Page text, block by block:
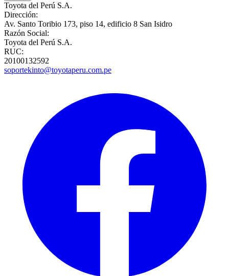
Toyota del Perú S.A.
Dirección:
Av. Santo Toribio 173, piso 14, edificio 8 San Isidro
Razón Social:
Toyota del Perú S.A.
RUC:
20100132592
soportekinto@toyotaperu.com.pe